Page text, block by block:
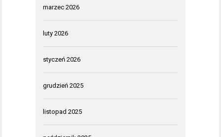
marzec 2026
luty 2026
styczeń 2026
grudzień 2025
listopad 2025